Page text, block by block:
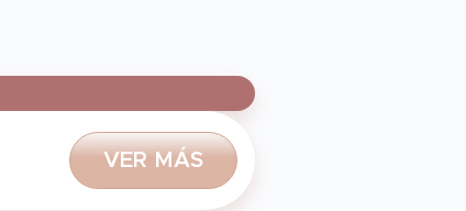
V ER M ÁS